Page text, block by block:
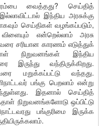
வைத்தது? செய்தித்
இந்திய அரசுக்கு
செய்திகள் வழங்கப்படும்,
விளையும் என்றெல்லாம் அரசு
சரியான காரணம் எடுத்துக்
நிறுவனங்கள் இந்திய
இருந்து வந்திருக்கிறது.
மறுக்கப்பட்டு வந்தது.
பங்கு பெறலாம் என்று
இதனால் செய்தித்
நிறுவனங்களோடு ஒப்பிட்டு
பங்குரிமை இருக்க